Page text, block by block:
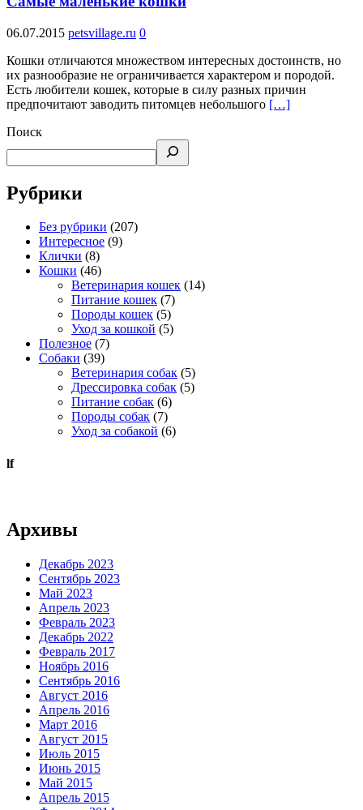
06.07.2015 petsvillage.ru 0
Кошки отличаются множеством интересных достоинств, но
их разнообразие не ограничивается характером и породой.
Есть любители кошек, которые в силу разных причин
предпочитают заводить питомцев небольшого […]
Поиск
Рубрики
Без рубрики (207)
Интересное (9)
Клички (8)
Кошки (46)
Ветеринария кошек (14)
Питание кошек (7)
Породы кошек (5)
Уход за кошкой (5)
Полезное (7)
Собаки (39)
Ветеринария собак (5)
Дрессировка собак (5)
Питание собак (6)
Породы собак (7)
Уход за собакой (6)
lf
Архивы
Декабрь 2023
Сентябрь 2023
Май 2023
Апрель 2023
Февраль 2023
Декабрь 2022
Февраль 2017
Ноябрь 2016
Сентябрь 2016
Август 2016
Апрель 2016
Март 2016
Август 2015
Июль 2015
Июнь 2015
Май 2015
Апрель 2015